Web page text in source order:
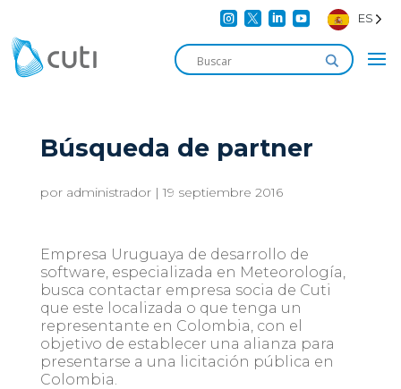
    ES
Búsqueda de partner
por administrador|19 septiembre 2016
Empresa Uruguaya de desarrollo de
software, especializada en Meteorología,
busca contactar empresa socia de Cuti
que este localizada o que tenga un
representante en Colombia, con el
objetivo de establecer una alianza para
presentarse a una licitación pública en
Colombia.